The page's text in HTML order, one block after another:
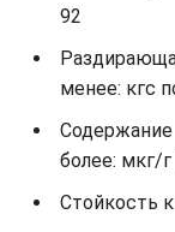
92
менее: кгс
более: мкг/
Стойкость